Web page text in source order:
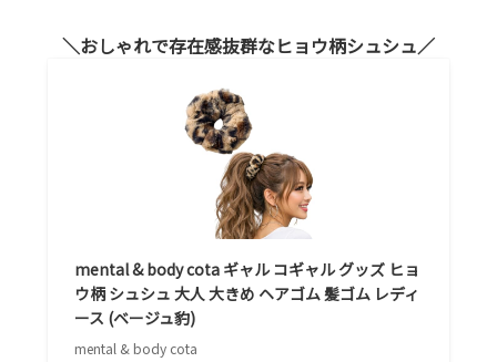
おしゃれで存在感抜群なヒョウ柄シュシュ
mental & body cota ギャル コギャル グッズ ヒョ
ウ柄 シュシュ 大人 大きめ ヘアゴム 髪ゴム レディ
ース (ベージュ豹)
mental & body cota